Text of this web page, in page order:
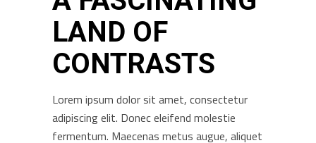
LAND OF
CONTRASTS
Lorem ipsum dolor sit amet, consectetur
adipiscing elit. Donec eleifend molestie
fermentum. Maecenas metus augue, aliquet